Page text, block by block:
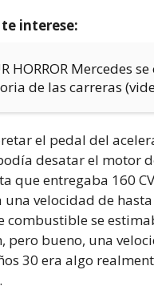
interese:
HORROR Mercedes
de las carreras
el pedal del
desatar el motor
que entregaba 160
una velocidad de
combustible se
pero bueno, una
30 era algo